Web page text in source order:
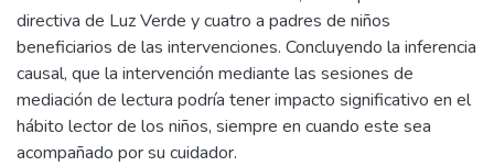
directiva de Luz Verde y cuatro a padres de niños
beneficiarios de las intervenciones. Concluyendo la inferencia
causal, que la intervención mediante las sesiones de
mediación de lectura podría tener impacto significativo en el
hábito lector de los niños, siempre en cuando este sea
acompañado por su cuidador.